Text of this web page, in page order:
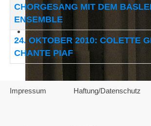
CHORGESANG MIT DEM
ENSEMBLE
24. OKTOBER 2010: COLETTE
CHANTE PIAF
Impressum Haftung/Datenschutz